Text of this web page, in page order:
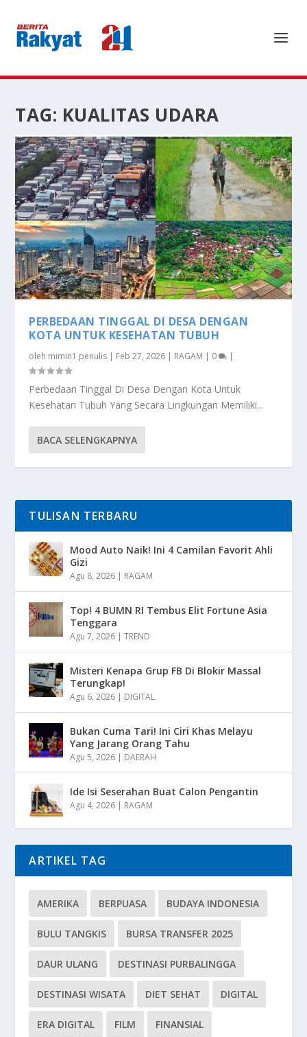
TAG: KUALITAS UDARA
PERBEDAAN TINGGAL DI DESA DENGAN
KOTA UNTUK KESEHATAN TUBUH
oleh mimin1 penulis | Feb 27, 2026 | RAGAM | 0 |
Perbedaan Tinggal Di Desa Dengan Kota Untuk
Kesehatan Tubuh Yang Secara Lingkungan Memiliki...
BACA SELENGKAPNYA
TULISAN TERBARU
Mood Auto Naik! Ini 4 Camilan Favorit Ahli
Gizi
Agu 8, 2026 | RAGAM
Top! 4 BUMN RI Tembus Elit Fortune Asia
Tenggara
Agu 7, 2026 |TREND
Misteri Kenapa Grup FB Di Blokir Massal
Terungkap!
Agu 6, 2026 | DIGITAL
Bukan Cuma Tari! Ini Ciri Khas Melayu
Yang Jarang Orang Tahu
Agu 5, 2026 | DAERAH
Ide Isi Seserahan Buat Calon Pengantin
Agu 4, 2026 | RAGAM
ARTIKEL TAG
AMERIKA BERPUASA BUDAYA INDONESIA
BULU TANGKIS BURSA TRANSFER 2025
DAUR ULANG DESTINASI PURBALINGGA
DESTINASI WISATA DIET SEHAT DIGITAL
ERA DIGITAL FILM FINANSIAL